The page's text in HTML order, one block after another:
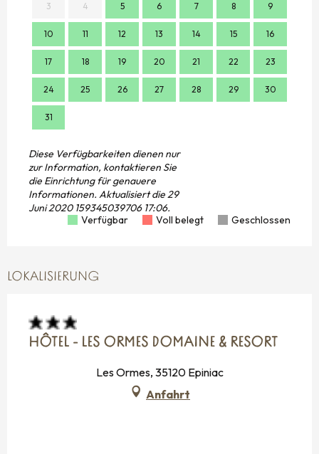
3 4 5 6 7 8 9
10 11 12 13 14 15 16
17 18 19 20 21 22 23
24 25 26 27 28 29 30
31
Diese Verfügbarkeiten dienen nur
zur Information, kontaktieren Sie
die Einrichtung für genauere
Informationen. Aktualisiert die29
Juni 2020 159345039706 17:06.
Verfügbar
Voll belegt Geschlossen
LOKALISIERUNG
HÔTEL - LES ORMES DOMAINE & RESORT
Les Ormes, 35120 Epiniac
Anfahrt